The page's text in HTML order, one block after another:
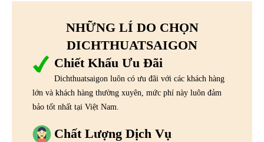
NHỮNG LÍ DO CHỌN
DICHTHUATSAIGON
Chiết Khấu Ưu Đãi
Dichthuatsaigon luôn có ưu đãi với các khách hàng
lớn và khách hàng thường xuyên, mức phí này luôn đảm
bảo tốt nhất tại Việt Nam.
Chất Lượng Dịch Vụ